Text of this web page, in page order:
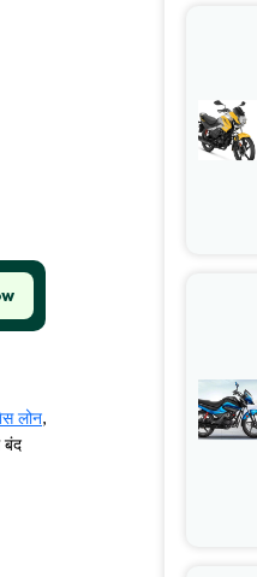
लोन,
बंद